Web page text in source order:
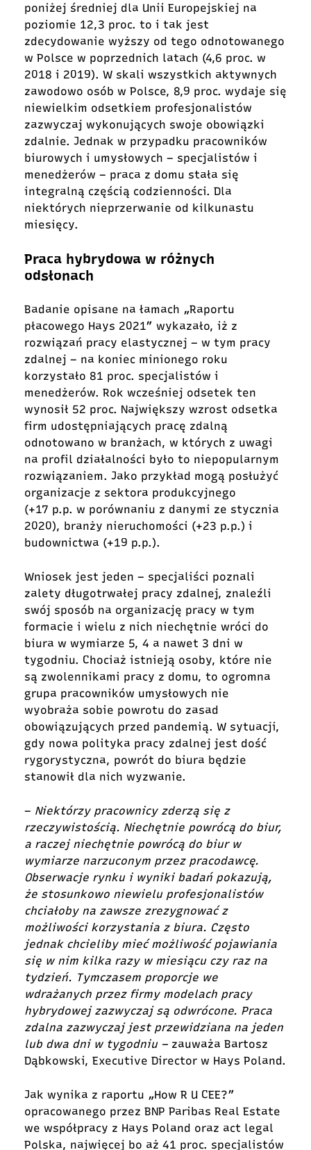
poniżej średniej dla Unii Europejskiej na
poziomie 12,3 proc. to i tak jest
zdecydowanie wyższy od tego odnotowanego
w Polsce w poprzednich latach (4,6 proc. w
2018 i 2019). W skali wszystkich aktywnych
zawodowo osób w Polsce, 8,9 proc. wydaje się
niewielkim odsetkiem profesjonalistów
zazwyczaj wykonujących swoje obowiązki
zdalnie. Jednak w przypadku pracowników
biurowych i umysłowych – specjalistów i
menedżerów – praca z domu stała się
integralną częścią codzienności. Dla
niektórych nieprzerwanie od kilkunastu
miesięcy.
Praca hybrydowa w różnych
odsłonach
Badanie opisane na łamach „Raportu
płacowego Hays 2021” wykazało, iż z
rozwiązań pracy elastycznej – w tym pracy
zdalnej – na koniec minionego roku
korzystało 81 proc. specjalistów i
menedżerów. Rok wcześniej odsetek ten
wynosił 52 proc. Największy wzrost odsetka
firm udostępniających pracę zdalną
odnotowano w branżach, w których z uwagi
na profil działalności było to niepopularnym
rozwiązaniem. Jako przykład mogą posłużyć
organizacje z sektora produkcyjnego
(+17 p.p. w porównaniu z danymi ze stycznia
2020), branży nieruchomości (+23 p.p.) i
budownictwa (+19 p.p.).
Wniosek jest jeden – specjaliści poznali
zalety długotrwałej pracy zdalnej, znaleźli
swój sposób na organizację pracy w tym
formacie i wielu z nich niechętnie wróci do
biura w wymiarze 5, 4 a nawet 3 dni w
tygodniu. Chociaż istnieją osoby, które nie
są zwolennikami pracy z domu, to ogromna
grupa pracowników umysłowych nie
wyobraża sobie powrotu do zasad
obowiązujących przed pandemią. W sytuacji,
gdy nowa polityka pracy zdalnej jest dość
rygorystyczna, powrót do biura będzie
stanowił dla nich wyzwanie.
– Niektórzy pracownicy zderzą się z
rzeczywistością. Niechętnie powrócą do biur,
a raczej niechętnie powrócą do biur w
wymiarze narzuconym przez pracodawcę.
Obserwacje rynku i wyniki badań pokazują,
że stosunkowo niewielu profesjonalistów
chciałoby na zawsze zrezygnować z
możliwości korzystania z biura. Często
jednak chcieliby mieć możliwość pojawiania
się w nim kilka razy w miesiącu czy raz na
tydzień. Tymczasem proporcje we
wdrażanych przez firmy modelach pracy
hybrydowej zazwyczaj są odwrócone. Praca
zdalna zazwyczaj jest przewidziana na jeden
lub dwa dni w tygodniu – zauważa Bartosz
Dąbkowski, Executive Director w Hays Poland.
Jak wynika z raportu „How R U CEE?”
opracowanego przez BNP Paribas Real Estate
we współpracy z Hays Poland oraz act legal
Polska, najwięcej bo aż 41 proc. specjalistów